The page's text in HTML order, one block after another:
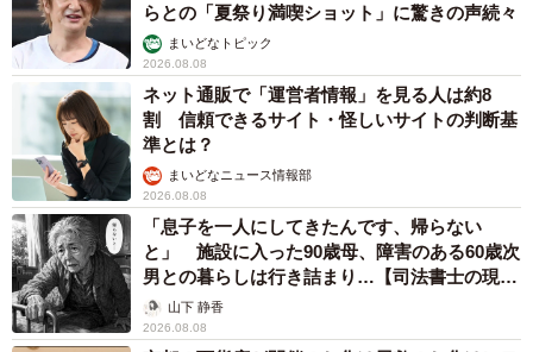
らとの「夏祭り満喫ショット」に驚きの声続々
まいどなトピック
2026.08.08
ネット通販で「運営者情報」を見る人は約8
割 信頼できるサイト・怪しいサイトの判断基
準とは？
まいどなニュース情報部
2026.08.08
「息子を一人にしてきたんです、帰らない
と」 施設に入った90歳母、障害のある60歳次
男との暮らしは行き詰まり…【司法書士の現場
から】山下 静香
2026.08.08